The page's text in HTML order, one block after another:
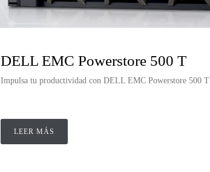
DELL EMC Powerstore 500 T
Impulsa tu productividad con DELL EMC Powerstore 500 T
LEER MÁS